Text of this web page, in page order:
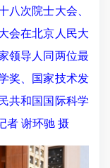
八次院士大会、
会在北京人民大
领导人同两位最
奖、国家技术发
共和国国际科学
者 谢环驰 摄